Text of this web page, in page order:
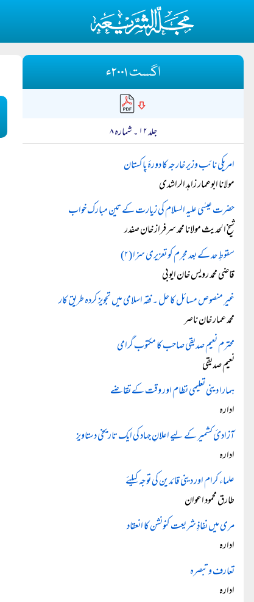
اگست ۲۰۰۱ء
جلد ۱۲ ۔ شمارہ ۸
امریکی نائب وزیر خارجہ کا دورۂ پاکستان
مولانا ابوعمار زاہد الراشدی
حضرت عیسٰی علیہ السلام کی زیارت کے تین مبارک خواب
شیخ الحدیث مولانا محمد سرفراز خان صفدر
سقوطِ حد کے بعد مجرم کو تعزیری سزا (۲)
قاضی محمد رویس خان ایوبی
غیر منصوص مسائل کا حل ۔ فقہ اسلامی میں تجویز کردہ طریق کار
محمد عمار خان ناصر
محترم نعیم صدیقی صاحب کا مکتوب گرامی
نعیم صدیقی
ہمارا دینی تعلیمی نظام اور وقت کے تقاضے
ادارہ
آزادیٔ کشمیر کے لیے اعلانِ جہاد کی ایک تاریخی دستاویز
ادارہ
علماء کرام اور دینی قائدین کی توجہ کیلئے
طارق محمود اعوان
مری میں نفاذِ شریعت کنونشن کا انعقاد
ادارہ
تعارف و تبصرہ
ادارہ